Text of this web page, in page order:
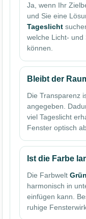
Ja, wenn Ihr
und Sie eine
Tageslicht
welche Licht- und
können.
Bleibt der
Die Transparenz
angegeben.
viel Tageslicht
Fenster optisch
Ist die Farbe
Die Farbwelt Grün
harmonisch in
einfügen kann.
ruhige